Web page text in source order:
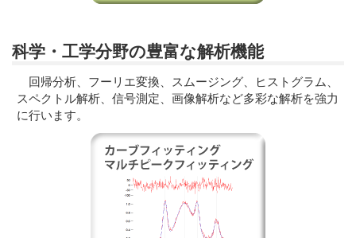
科学・工学分野の豊富な解析機能
回帰分析、フーリエ変換、スムージング、ヒストグラム、
スペクトル解析、信号測定、画像解析など多彩な解析を強力
に行います。